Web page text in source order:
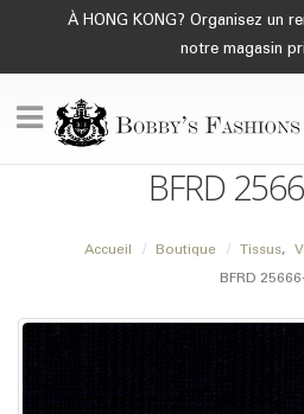
À HONG KONG? Organisez un
notre magasin
BFRD
Accueil Boutique Tissus,
BFRD